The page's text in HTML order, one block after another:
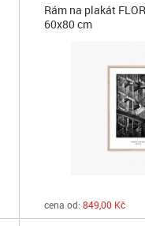
Rám na plakát
60x80 cm
cena od: 849,00 Kč